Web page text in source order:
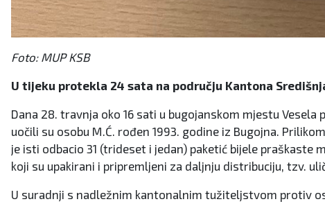
Foto: MUP KSB
U tijeku protekla 24 sata na području Kantona
Dana 28. travnja oko 16 sati u bugojanskom mjestu
uočili su osobu M.Ć. rođen 1993. godine iz Bugojna.
je isti odbacio 31 (trideset i jedan) paketić bijele praškaste
koji su upakirani i pripremljeni za daljnju distribuciju, tzv.
U suradnji s nadležnim kantonalnim tužiteljstvom protiv